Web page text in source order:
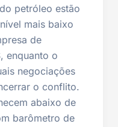
petróleo estão
mais baixo
de
enquanto o
negociações
o conflito.
abaixo de
barômetro de